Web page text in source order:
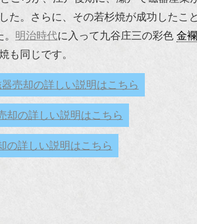
た。さらに、その若杉焼が成功したこ
明治時代に入って九谷庄三の彩色 金
も同じです。
売却の詳しい説明はこちら
却の詳しい説明はこちら
の詳しい説明はこちら